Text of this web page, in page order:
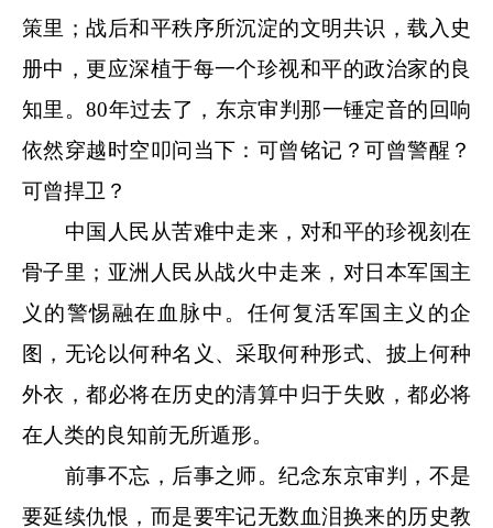
策里；战后和平秩序所沉淀的文明共识，载入史
册中，更应深植于每一个珍视和平的政治家的良
知里。80年过去了，东京审判那一锤定音的回响
依然穿越时空叩问当下：可曾铭记？可曾警醒？
可曾捍卫？
中国人民从苦难中走来，对和平的珍视刻在
骨子里；亚洲人民从战火中走来，对日本军国主
义的警惕融在血脉中。任何复活军国主义的企
图，无论以何种名义、采取何种形式、披上何种
外衣，都必将在历史的清算中归于失败，都必将
在人类的良知前无所遁形。
前事不忘，后事之师。纪念东京审判，不是
要延续仇恨，而是要牢记无数血泪换来的历史教